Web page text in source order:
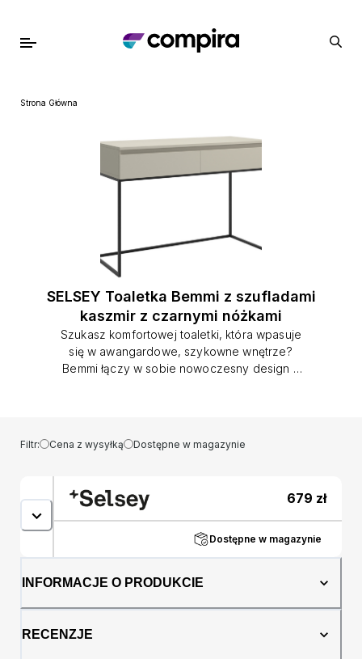
Strona Główna
SELSEY Toaletka Bemmi z szufladami
kaszmir z czarnymi nóżkami
Szukasz komfortowej toaletki, która wpasuje
się w awangardowe, szykowne wnętrze?
Bemmi łączy w sobie nowoczesny design z
znakomitego standardu. Wykonana z
wysokiej jakości płyty wiórowej, jest
użytkowaniu, oferując solidność i długotrwałą
odporność na zużycie. Obrzeża ABS
gwarantują dodatkową ochronę krawędzi,
zabezpieczając je przed uszkodzeniami, co
jest szczególnie ważne w intensywnie
metalu malowanego proszkowo nie tylko
zapewnia stabilność konstrukcji, ale również
subtelnemu czarnemu wykończeniu. Toaletka
Filtr: Cena z wysyłką Dostępne w magazynie
679 zł
Dostępne w magazynie
INFORMACJE O PRODUKCIE
RECENZJE